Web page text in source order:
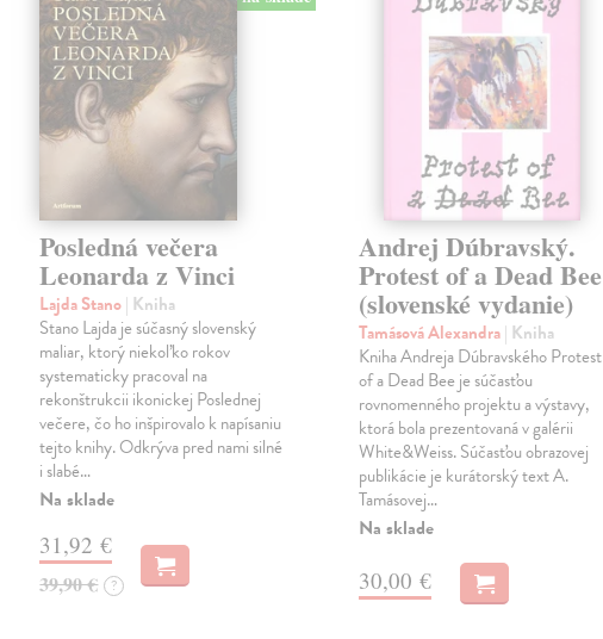
Posledná večera
Leonarda z Vinci
Lajda Stano| Kniha
Stano Lajda je súčasný slovenský
maliar, ktorý niekoľko rokov
systematicky pracoval na
rekonštrukcii ikonickej Poslednej
večere, čo ho inšpirovalo k napísaniu
tejto knihy. Odkrýva pred nami silné
i slabé…
Na sklade
31,92 €
39,90 € ?
Andrej Dúbravský.
Protest of a Dead Bee
(slovenské vydanie)
Tamásová Alexandra| Kniha
Kniha Andreja Dúbravského Protest
of a Dead Bee je súčasťou
rovnomenného projektu a výstavy,
ktorá bola prezentovaná v galérii
White&Weiss. Súčasťou obrazovej
publikácie je kurátorský text A.
Tamásovej…
Na sklade
30,00 €